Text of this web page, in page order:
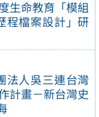
生命教育「模組
程檔案設計」研
法人吳三連台灣
計畫－新台灣史